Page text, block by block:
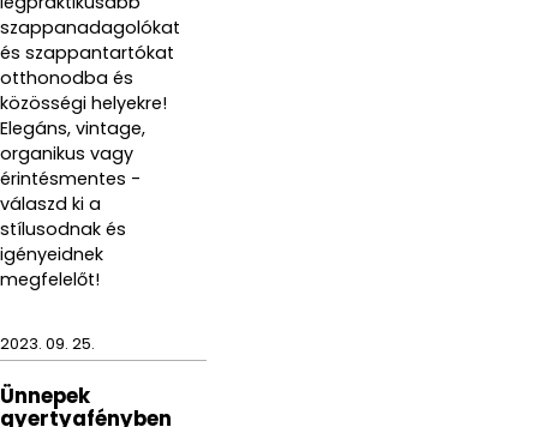
szappanadagolókat
és szappantartókat
otthonodba és
közösségi helyekre!
Elegáns, vintage,
organikus vagy
érintésmentes -
válaszd ki a
stílusodnak és
igényeidnek
megfelelőt!
2023. 09. 25.
Ünnepek
gyertyafényben